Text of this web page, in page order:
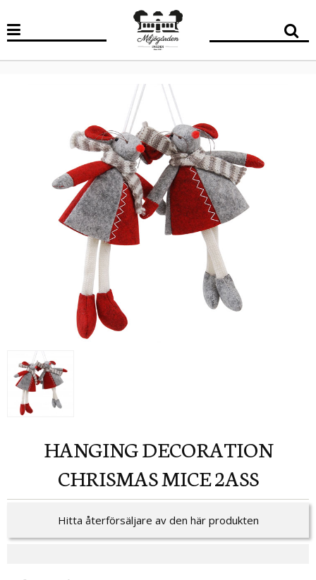
HANGING DECORATION
CHRISMAS MICE 2ASS
Hitta återförsäljare av den här produkten